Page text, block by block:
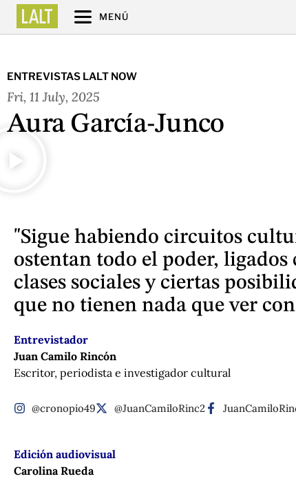
MENÚ
ENTREVISTAS LALT NOW
Fri, 11 July, 2025
Aura García-Junco
"Sigue habiendo circuitos
ostentan todo el poder, ligados
clases sociales y ciertas
que no tienen nada que ver
Entrevistador
Juan Camilo Rincón
Escritor, periodista e investigador cultural
@cronopio49 @JuanCamiloRinc2
Edición audiovisual
Carolina Rueda